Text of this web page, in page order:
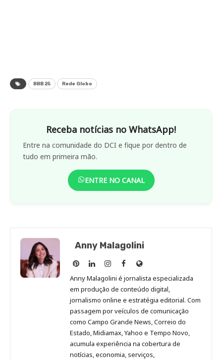
BBB 25 Rede Globo
Receba notícias no WhatsApp!
Entre na comunidade do DCI e fique por dentro de
tudo em primeira mão.
ENTRE NO CANAL
Anny Malagolini
Anny
Malagolini
no
Pinterest
Anny
Malagolini
no
LinkedIn
Anny
Malagolini
no
Instagram
Anny
Malagolini
no
Facebook
Site
de
Anny
Malagolini
Anny Malagolini é jornalista especializada
em produção de conteúdo digital,
jornalismo online e estratégia editorial. Com
passagem por veículos de comunicação
como Campo Grande News, Correio do
Estado, Midiamax, Yahoo e Tempo Novo,
acumula experiência na cobertura de
notícias, economia, serviços,